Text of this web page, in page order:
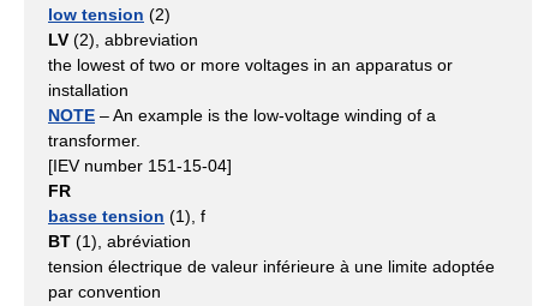
low tension (2)
LV (2), abbreviation
the lowest of two or more voltages in an apparatus or
installation
NOTE – An example is the low-voltage winding of a
transformer.
[IEV number 151-15-04]
FR
basse tension (1), f
BT (1), abréviation
tension électrique de valeur inférieure à une limite adoptée
par convention